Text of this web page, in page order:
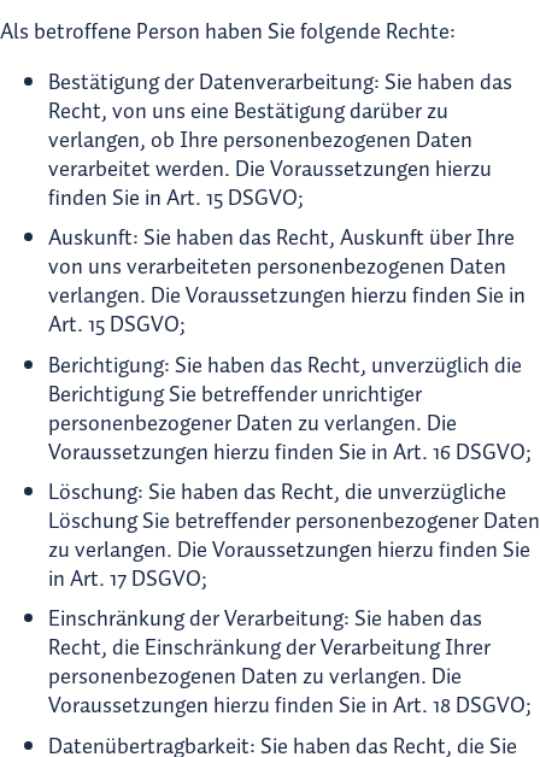
Als betroffene Person haben Sie folgende Rechte:
Bestätigung der Datenverarbeitung: Sie haben das
Recht, von uns eine Bestätigung darüber zu
verlangen, ob Ihre personenbezogenen Daten
verarbeitet werden. Die Voraussetzungen hierzu
finden Sie in Art. 15 DSGVO;
Auskunft: Sie haben das Recht, Auskunft über Ihre
von uns verarbeiteten personenbezogenen Daten
verlangen. Die Voraussetzungen hierzu finden Sie in
Art. 15 DSGVO;
Berichtigung: Sie haben das Recht, unverzüglich die
Berichtigung Sie betreffender unrichtiger
personenbezogener Daten zu verlangen. Die
Voraussetzungen hierzu finden Sie in Art. 16 DSGVO;
Löschung: Sie haben das Recht, die unverzügliche
Löschung Sie betreffender personenbezogener Daten
zu verlangen. Die Voraussetzungen hierzu finden Sie
in Art. 17 DSGVO;
Einschränkung der Verarbeitung: Sie haben das
Recht, die Einschränkung der Verarbeitung Ihrer
personenbezogenen Daten zu verlangen. Die
Voraussetzungen hierzu finden Sie in Art. 18 DSGVO;
Datenübertragbarkeit: Sie haben das Recht, die Sie